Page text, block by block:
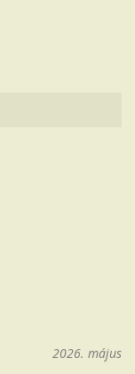
2026. május